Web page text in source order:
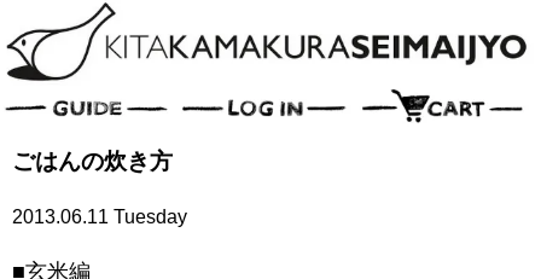
ごはんの炊き方
2013.06.11 Tuesday
■玄米編